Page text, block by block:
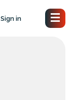
Sign in